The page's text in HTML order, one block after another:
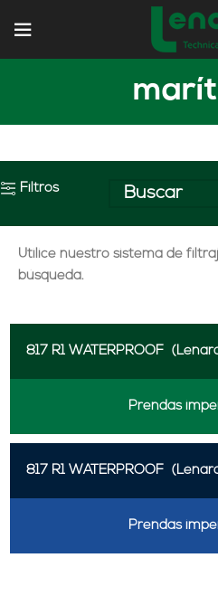
Filtros
Utilice nuestro sistema de
búsqueda.
817 R1 WATERPROOF
Prendas
817 R1 WATERPROOF
Prendas